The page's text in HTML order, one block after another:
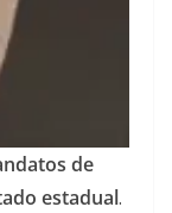
de
estadual.